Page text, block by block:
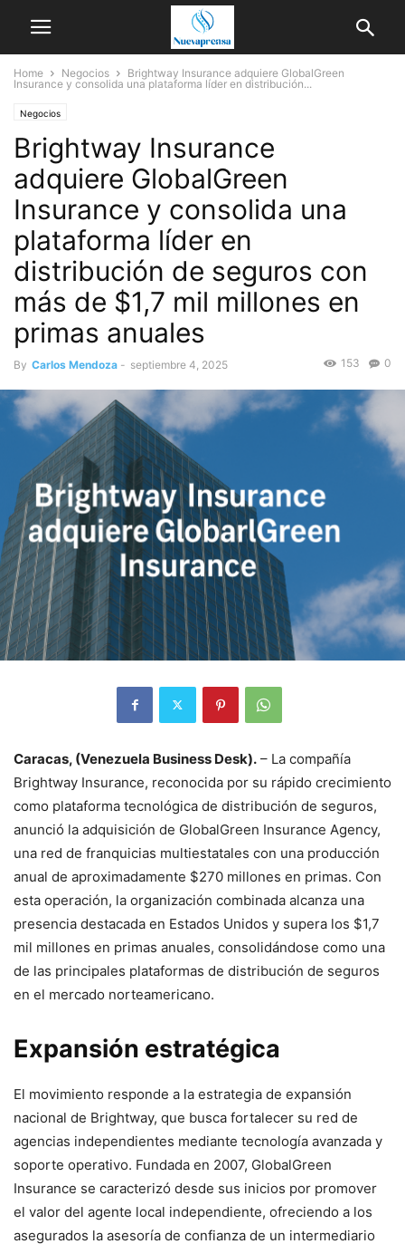
Home Negocios
Brightway Insurance adquiere GlobalGreen
Insurance y consolida una plataforma líder en distribución...
Negocios
Brightway Insurance
adquiere GlobalGreen
Insurance y consolida una
plataforma líder en
distribución de seguros con
más de $1,7 mil millones en
primas anuales
By Carlos Mendoza - septiembre 4, 2025 0
153
Caracas, (Venezuela Business Desk). – La compañía
Brightway Insurance, reconocida por su rápido crecimiento
como plataforma tecnológica de distribución de seguros,
anunció la adquisición de GlobalGreen Insurance Agency,
una red de franquicias multiestatales con una producción
anual de aproximadamente $270 millones en primas. Con
esta operación, la organización combinada alcanza una
presencia destacada en Estados Unidos y supera los $1,7
mil millones en primas anuales, consolidándose como una
de las principales plataformas de distribución de seguros
en el mercado norteamericano.
Expansión estratégica
El movimiento responde a la estrategia de expansión
nacional de Brightway, que busca fortalecer su red de
agencias independientes mediante tecnología avanzada y
soporte operativo. Fundada en 2007, GlobalGreen
Insurance se caracterizó desde sus inicios por promover
el valor del agente local independiente, ofreciendo a los
asegurados la asesoría de confianza de un intermediario